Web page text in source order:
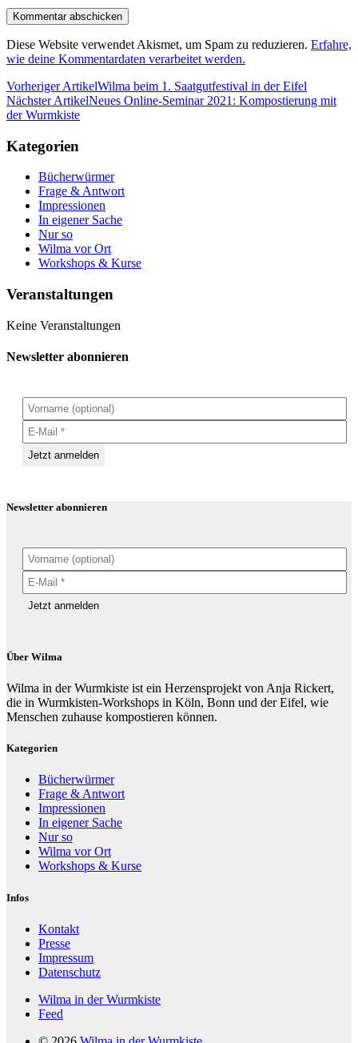
Diese Website verwendet Akismet, um Spam zu reduzieren. Erfahre,
wie deine Kommentardaten verarbeitet werden.
Vorheriger ArtikelWilma beim 1. Saatgutfestival in der Eifel
Nächster ArtikelNeues Online-Seminar 2021: Kompostierung mit
der Wurmkiste
Kategorien
Bücherwürmer
Frage & Antwort
Impressionen
In eigener Sache
Nur so
Wilma vor Ort
Workshops & Kurse
Veranstaltungen
Keine Veranstaltungen
Newsletter abonnieren
Newsletter abonnieren
Über Wilma
Wilma in der Wurmkiste ist ein Herzensprojekt von Anja Rickert,
die in Wurmkisten-Workshops in Köln, Bonn und der Eifel, wie
Menschen zuhause kompostieren können.
Kategorien
Bücherwürmer
Frage & Antwort
Impressionen
In eigener Sache
Nur so
Wilma vor Ort
Workshops & Kurse
Infos
Kontakt
Presse
Impressum
Datenschutz
Wilma in der Wurmkiste
Feed